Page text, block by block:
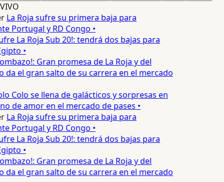
VIVO
La Roja sufre su primera baja para
Portugal y RD Congo •
La Roja Sub 20!: tendrá dos bajas para
•
Gran promesa de La Roja y del
da el gran salto de su carrera en el mercado
Colo se llena de galácticos y sorpresas en
de amor en el mercado de pases •
La Roja sufre su primera baja para
Portugal y RD Congo •
La Roja Sub 20!: tendrá dos bajas para
•
Gran promesa de La Roja y del
da el gran salto de su carrera en el mercado